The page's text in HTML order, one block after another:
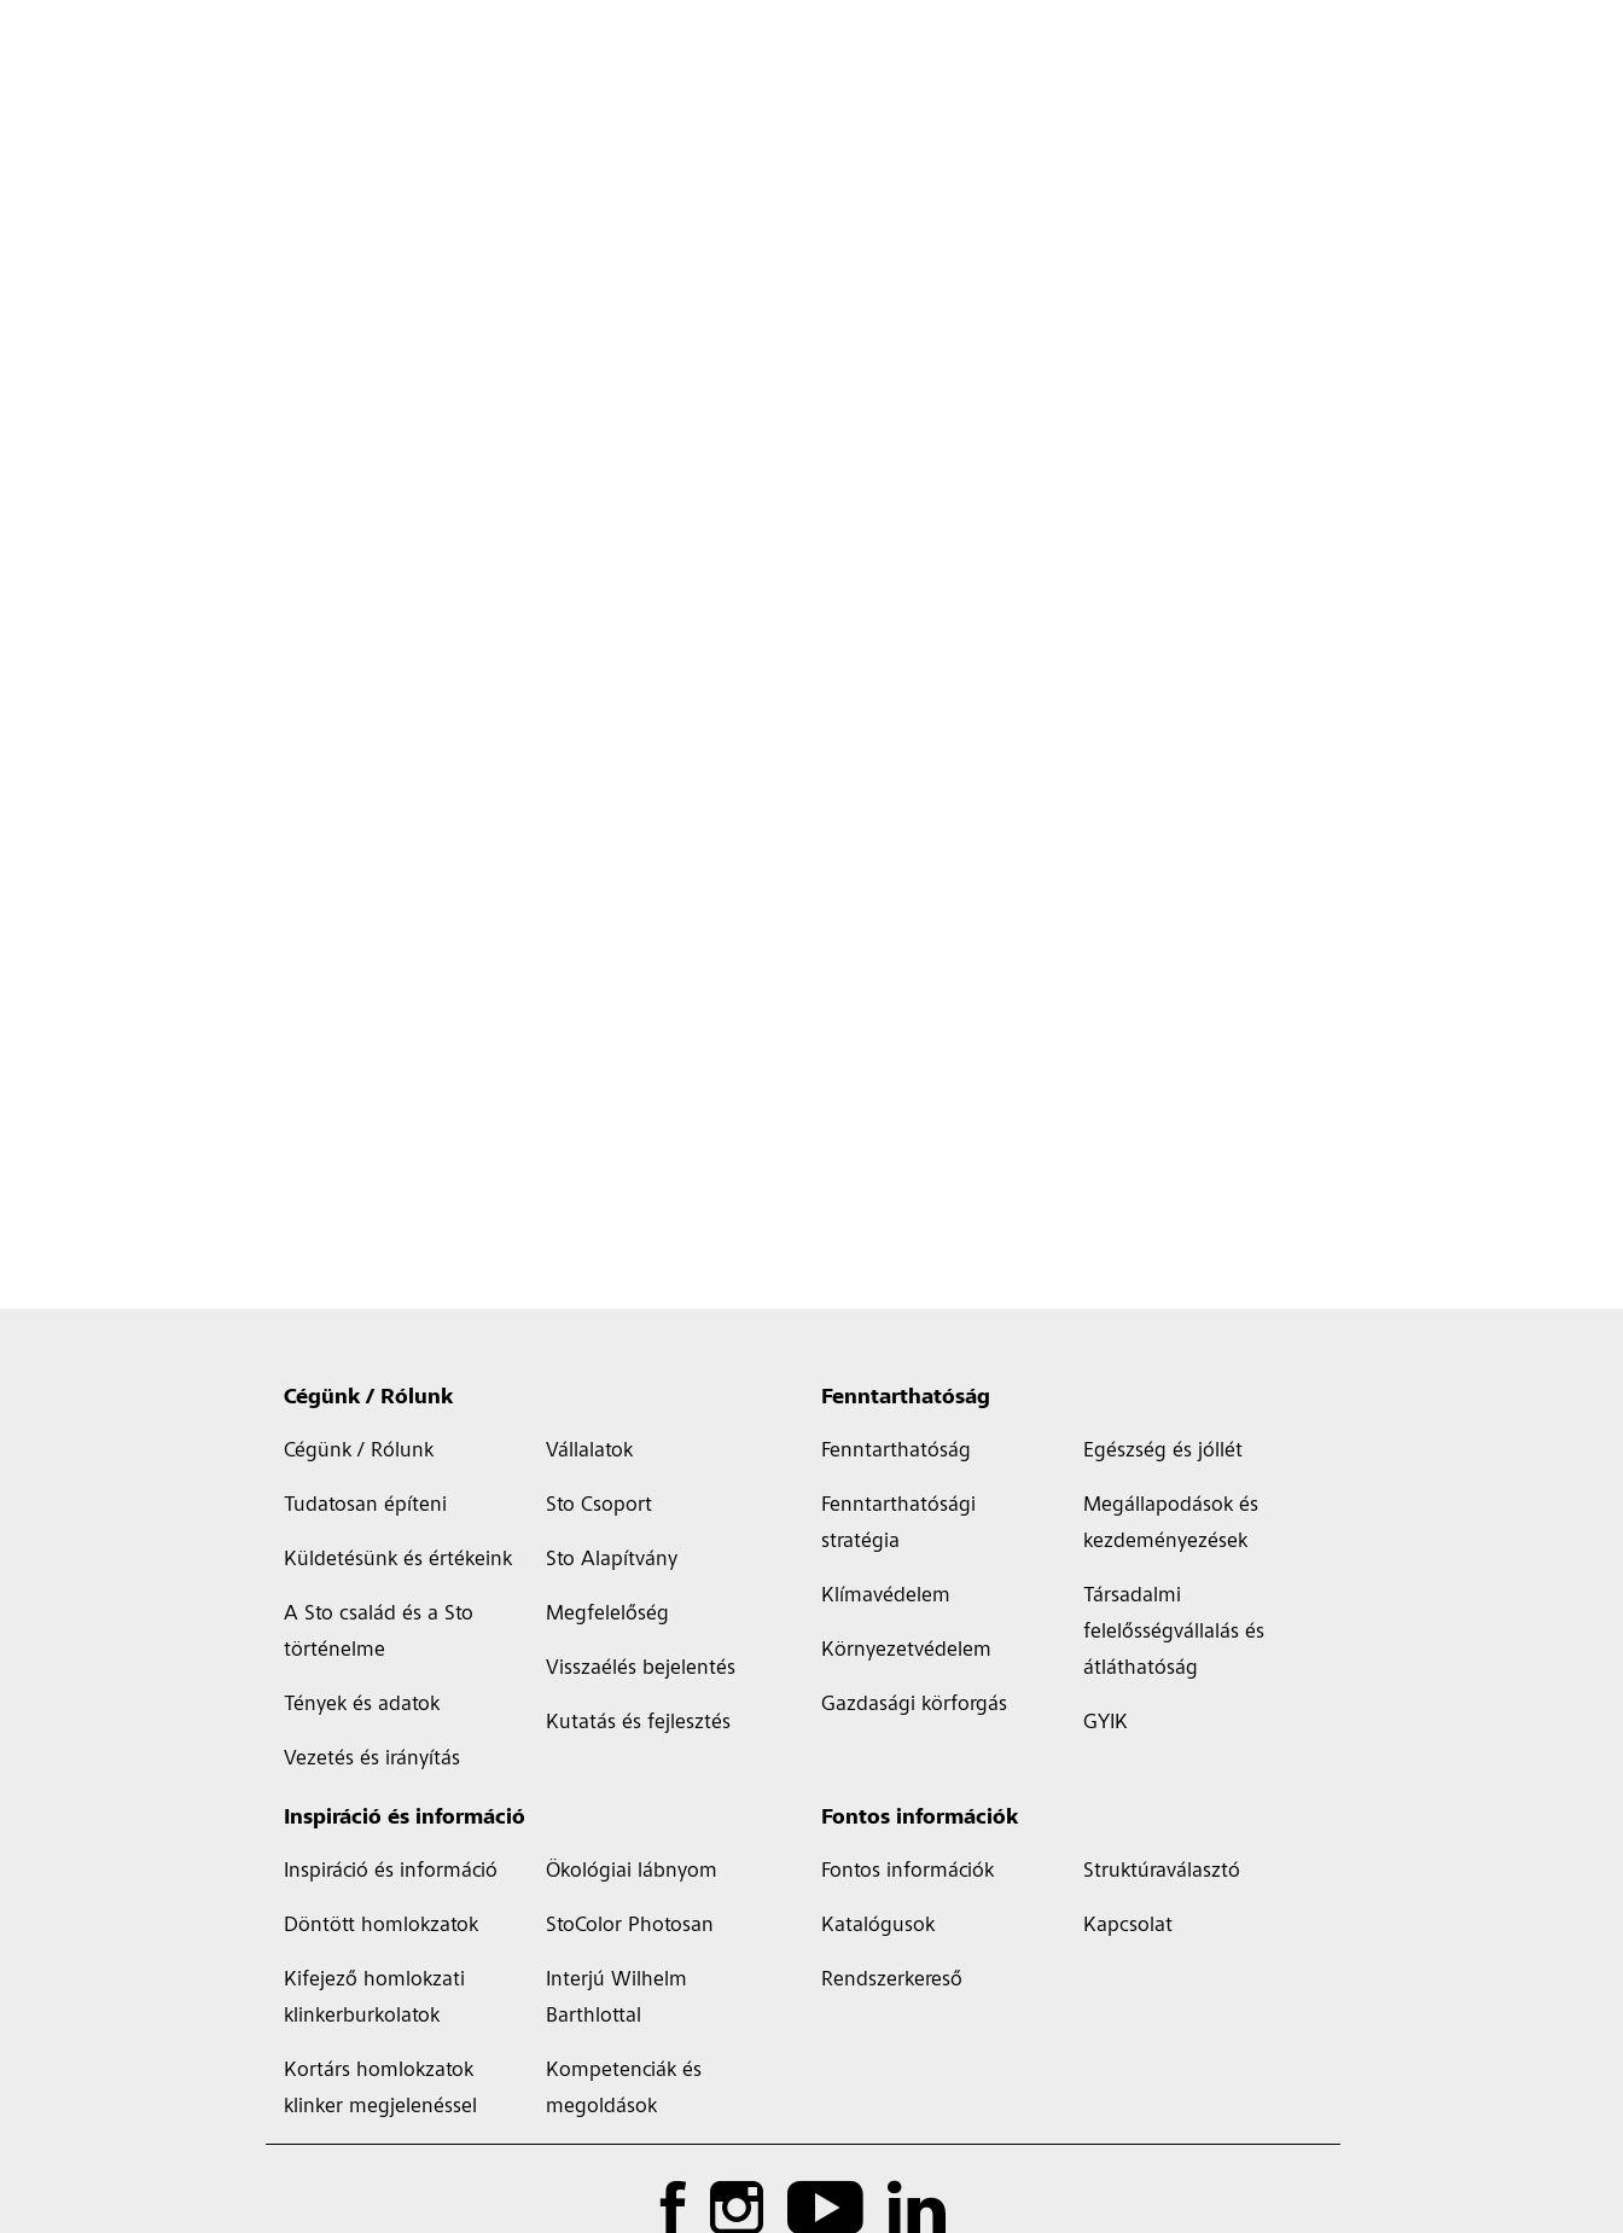
Cégünk / Rólunk
Cégünk / Rólunk
Tudatosan építeni
Küldetésünk és értékeink
A Sto család és a Sto
történelme
Tények és adatok
Vezetés és irányítás
Vállalatok
Sto Csoport
Sto Alapítvány
Megfelelőség
Visszaélés bejelentés
Kutatás és fejlesztés
Fenntarthatóság
Fenntarthatóság
Fenntarthatósági
stratégia
Klímavédelem
Környezetvédelem
Gazdasági körforgás
Egészség és jóllét
Megállapodások és
kezdeményezések
Társadalmi
felelősségvállalás és
átláthatóság
GYIK
Inspiráció és információ
Inspiráció és információ
Döntött homlokzatok
Kifejező homlokzati
klinkerburkolatok
Kortárs homlokzatok
klinker megjelenéssel
Ökológiai lábnyom
StoColor Photosan
Interjú Wilhelm
Barthlottal
Kompetenciák és
megoldások
Fontos információk
Fontos információk
Katalógusok
Rendszerkereső
Struktúraválasztó
Kapcsolat